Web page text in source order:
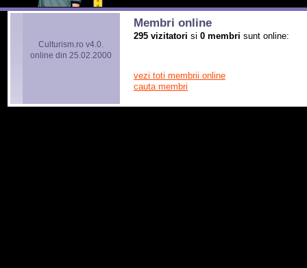
Culturism.ro v4.0.
online din 25.02.2000
Membri online
295 vizitatori si 0 membri sunt online:
vezi toti membrii online
cauta membri